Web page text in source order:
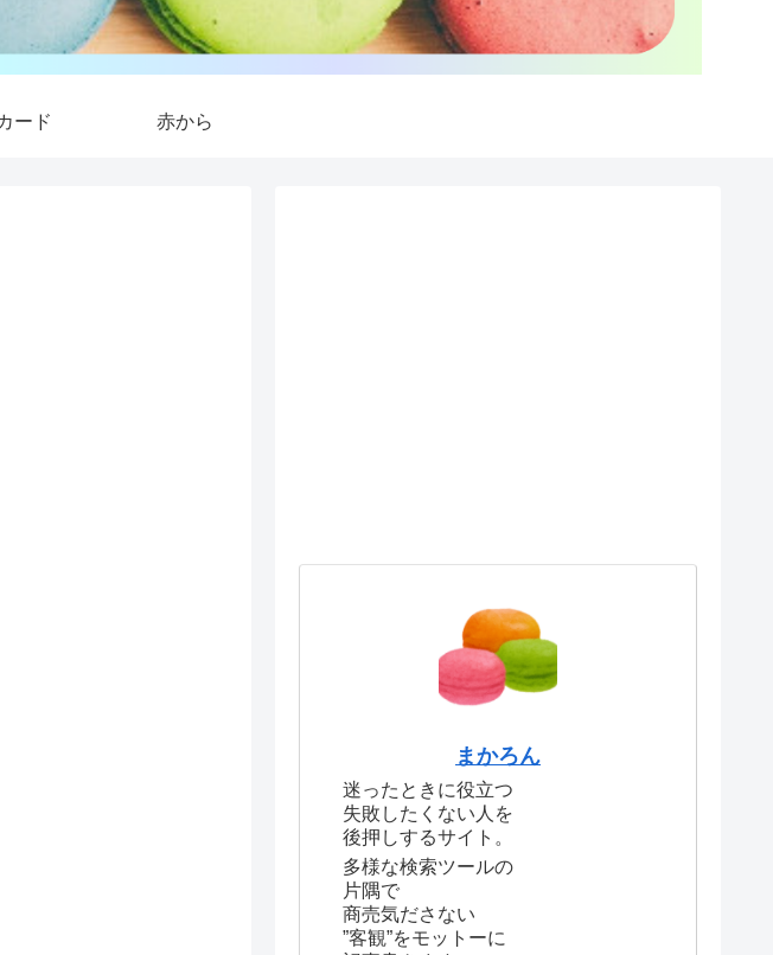
ード 赤から
まかろん
迷ったときに役立つ
失敗したくない人を
後押しするサイト。
多様な検索ツールの
片隅で
商売気ださない
”客観”をモットーに